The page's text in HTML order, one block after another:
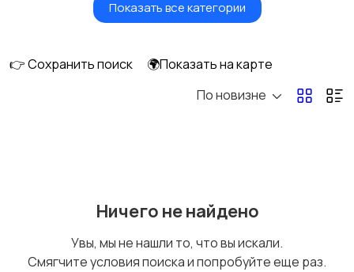
Видеонаблюдение Объективы
Аксессуары
стабилизаторы
оборудование
Показать все категории
👉 Сохранить поиск
🌍Показать на карте
По новизне
Ничего не найдено
Увы, мы не нашли то, что вы искали.
Смягчите условия поиска и попробуйте еще раз.